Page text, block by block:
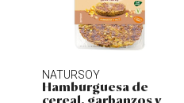
NATURSOY
Hamburguesa de